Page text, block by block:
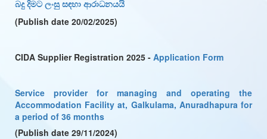
බදු දිමට ලංසු සඳහා ආරාධනයයි
(Publish date 20/02/2025)
CIDA Supplier Registration 2025 - Application Form
Service provider for managing and operating the
Accommodation Facility at, Galkulama, Anuradhapura for
a period of 36 months
(Publish date 29/11/2024)